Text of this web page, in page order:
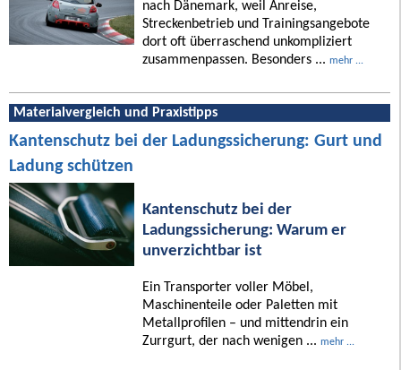
nach Dänemark, weil Anreise,
Streckenbetrieb und Trainingsangebote
dort oft überraschend unkompliziert
zusammenpassen. Besonders ... mehr ...
Materialvergleich und Praxistipps
Kantenschutz bei der Ladungssicherung: Gurt und
Ladung schützen
Kantenschutz bei der
Ladungssicherung: Warum er
unverzichtbar ist
Ein Transporter voller Möbel,
Maschinenteile oder Paletten mit
Metallprofilen – und mittendrin ein
Zurrgurt, der nach wenigen ... mehr ...